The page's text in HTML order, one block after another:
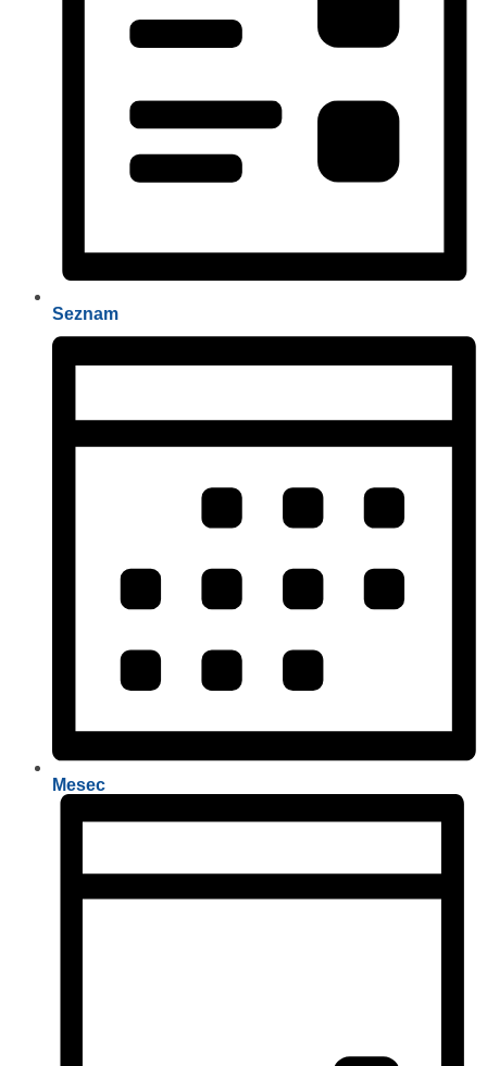
Seznam
Mesec